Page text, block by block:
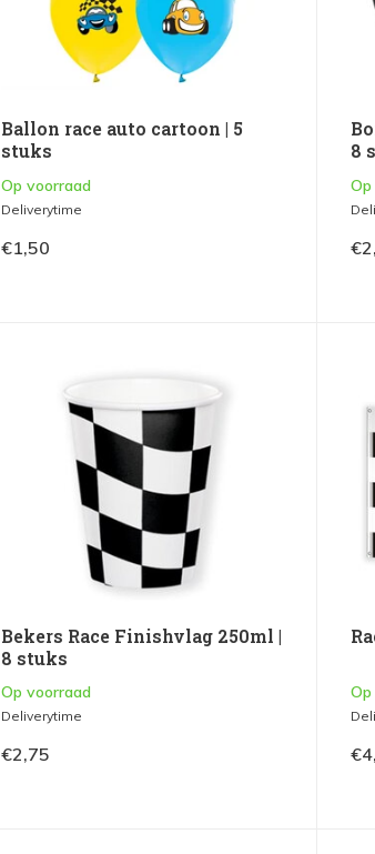
Ballon race auto cartoon | 5
stuks
Op voorraad
Deliverytime
€1,50
8
Bekers Race Finishvlag 250ml |
8 stuks
Op voorraad
Deliverytime
€2,75